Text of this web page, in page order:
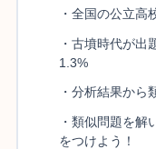
・全国の公立
・古墳時代が出
1.3%
・分析結果から
・類似問題を解
をつけよう！